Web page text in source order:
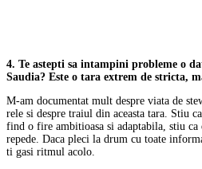
4. Te astepti sa intampini probleme o
Saudia? Este o tara extrem de stricta,
M-am documentat mult despre viata de
rele si despre traiul din aceasta tara. Stiu
find o fire ambitioasa si adaptabila, stiu ca
repede. Daca pleci la drum cu toate
ti gasi ritmul acolo.